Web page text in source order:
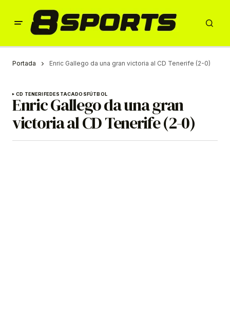
Portada Enric Gallego da una gran victoria al CD Tenerife (2-0)
CD TENERIFEDESTACADOSFÚTBOL
Enric Gallego da una gran
victoria al CD Tenerife (2-0)